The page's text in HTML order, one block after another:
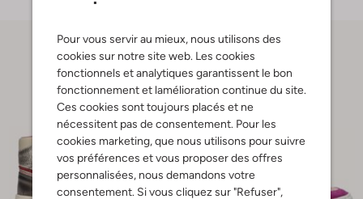
Pour vous servir au mieux, nous utilisons des
cookies sur notre site web. Les cookies
fonctionnels et analytiques garantissent le bon
fonctionnement et lamélioration continue du site.
Ces cookies sont toujours placés et ne
nécessitent pas de consentement. Pour les
cookies marketing, que nous utilisons pour suivre
vos préférences et vous proposer des offres
personnalisées, nous demandons votre
consentement. Si vous cliquez sur "Refuser",